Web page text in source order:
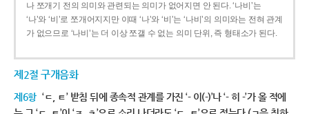
나 쪼개기 전의 의미와 관련되는 의미가 없어지면 안 된다. ‘나비’는
‘나’와 ‘비’로 쪼개어지지만 이때 ‘나’와 ‘비’는 ‘나비’의 의미와는 전혀 관계
가 없으므로 ‘나비’는 더 이상 쪼갤 수 없는 의미 단위, 즉 형태소가 된다.
제2절 구개음화
제6항 ‘ㄷ, ㅌ’ 받침 뒤에 종속적 관계를 가진 ‘- 이(-)’나 ‘- 히 -’가 올 적에